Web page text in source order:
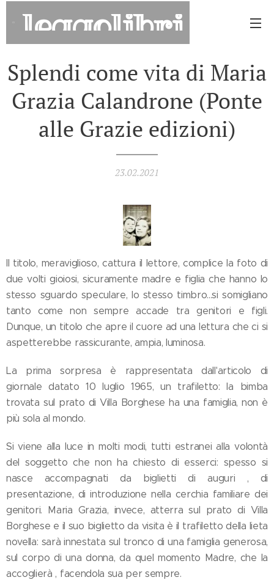
leggolibri
Splendi come vita di Maria
Grazia Calandrone (Ponte
alle Grazie edizioni)
23.02.2021
Il titolo, meraviglioso, cattura il lettore, complice la foto di
due volti gioiosi, sicuramente madre e figlia che hanno lo
stesso sguardo speculare, lo stesso timbro...si somigliano
tanto come non sempre accade tra genitori e figli.
Dunque, un titolo che apre il cuore ad una lettura che ci si
aspetterebbe rassicurante, ampia, luminosa.
La prima sorpresa è rappresentata dall'articolo di
giornale datato 10 luglio 1965, un trafiletto: la bimba
trovata sul prato di Villa Borghese ha una famiglia, non è
più sola al mondo.
Si viene alla luce in molti modi, tutti estranei alla volontà
del soggetto che non ha chiesto di esserci: spesso si
nasce accompagnati da biglietti di auguri , di
presentazione, di introduzione nella cerchia familiare dei
genitori. Maria Grazia, invece, atterra sul prato di Villa
Borghese e il suo biglietto da visita è il trafiletto della lieta
novella: sarà innestata sul tronco di una famiglia generosa,
sul corpo di una donna, da quel momento Madre, che la
accoglierà , facendola sua per sempre.